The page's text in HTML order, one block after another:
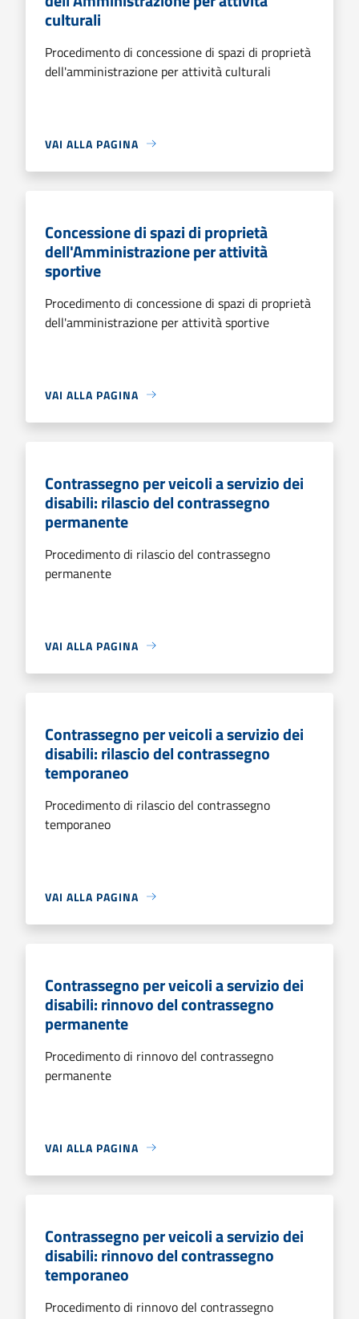
culturali
Procedimento di concessione di spazi di proprietà
dell'amministrazione per attività culturali
VAI ALLA PAGINA
Concessione di spazi di proprietà
dell'Amministrazione per attività
sportive
Procedimento di concessione di spazi di proprietà
dell'amministrazione per attività sportive
VAI ALLA PAGINA
Contrassegno per veicoli a servizio dei
disabili: rilascio del contrassegno
permanente
Procedimento di rilascio del contrassegno
permanente
VAI ALLA PAGINA
Contrassegno per veicoli a servizio dei
disabili: rilascio del contrassegno
temporaneo
Procedimento di rilascio del contrassegno
temporaneo
VAI ALLA PAGINA
Contrassegno per veicoli a servizio dei
disabili: rinnovo del contrassegno
permanente
Procedimento di rinnovo del contrassegno
permanente
VAI ALLA PAGINA
Contrassegno per veicoli a servizio dei
disabili: rinnovo del contrassegno
temporaneo
Procedimento di rinnovo del contrassegno